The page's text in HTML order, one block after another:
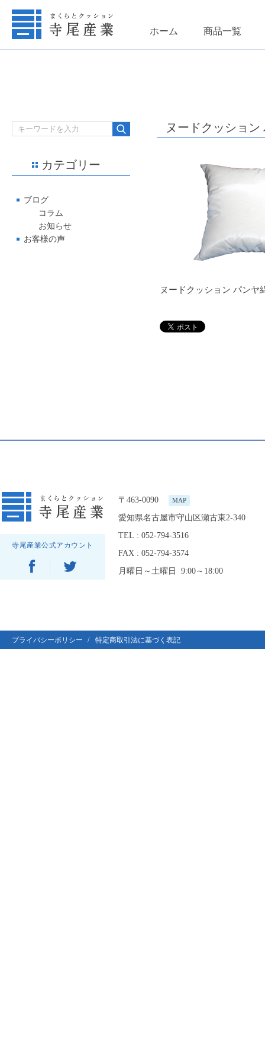
ホーム 商品一覧
ヌードクッション
ヌードクッション パンヤ
カテゴリー
ブログ
コラム
お知らせ
お客様の声
寺尾産業公式アカウント
〒463-0090 MAP
愛知県名古屋市守山区瀬古東2-340
TEL : 052-794-3516
FAX : 052-794-3574
月曜日～土曜日 9:00～18:00
プライバシーポリシー 特定商取引法に基づく表記